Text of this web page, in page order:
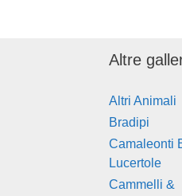
Altre
Altri Animali
Bradipi
Camaleonti
Lucertole
Cammelli &